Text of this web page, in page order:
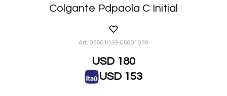
Colgante Pdpaola C Initial
05601039-05601039
USD 180
USD 153